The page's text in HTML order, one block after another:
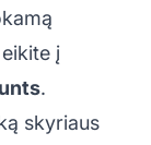
į
.
skyriaus